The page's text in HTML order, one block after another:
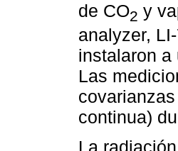
de CO2 y
analyzer,
instalaron a
Las
continua)
La